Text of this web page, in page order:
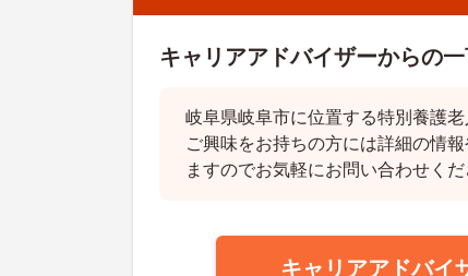
キャリアアドバイザーからの
岐阜県岐阜市に位置する特別養護老
ご興味をお持ちの方には詳細の情
ますのでお気軽にお問い合わせくだ
キャリアアドバイ